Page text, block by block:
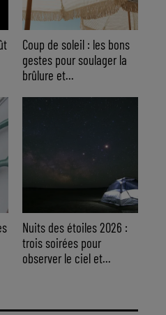
Coup de soleil : les bons
gestes pour soulager la
brûlure et...
Nuits des étoiles 2026 :
trois soirées pour
observer le ciel et...